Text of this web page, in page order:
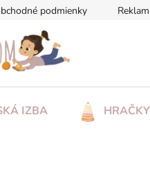
podmienky
IZBA HRAČKY